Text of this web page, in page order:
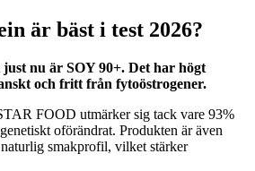
är bäst i test 2026?
nu är SOY 90+. Det har högt
och fritt från fytoöstrogener.
FOOD utmärker sig tack vare 93%
oförändrat. Produkten är även
smakprofil, vilket stärker